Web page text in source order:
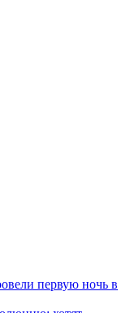
первую ночь в